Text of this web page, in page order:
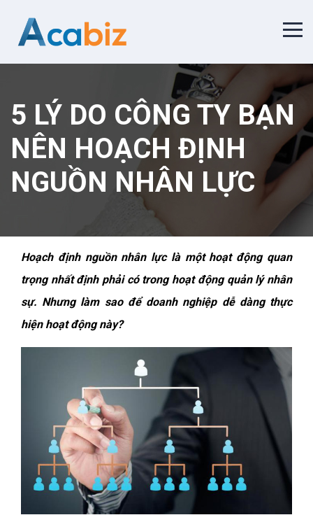
5 LÝ DO CÔNG TY BẠN
NÊN HOẠCH ĐỊNH
NGUỒN NHÂN LỰC
Hoạch định nguồn nhân lực là một hoạt động quan
trọng nhất định phải có trong hoạt động quản lý nhân
sự. Nhưng làm sao để doanh nghiệp dễ dàng thực
hiện hoạt động này?